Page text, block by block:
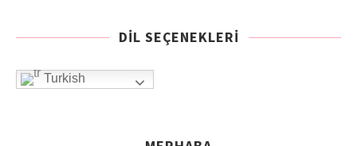
DIL SEÇENEKLERI
Turkish